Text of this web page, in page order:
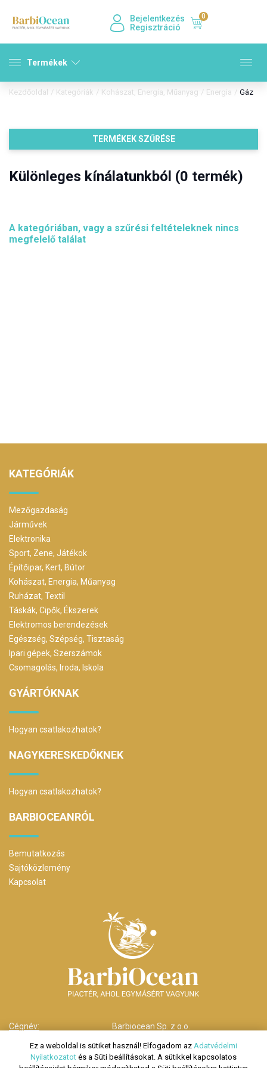
Bejelentkezés
Regisztráció
0
Termékek
Kezdőoldal / Kategóriák / Kohászat, Energia, Műanyag / Energia / Gáz
TERMÉKEK SZŰRÉSE
Különleges kínálatunkból (0 termék)
A kategóriában, vagy a szűrési feltételeknek nincs
megfelelő találat
KATEGÓRIÁK
Mezőgazdaság
Járművek
Elektronika
Sport, Zene, Játékok
Építőipar, Kert, Bútor
Kohászat, Energia, Műanyag
Ruházat, Textil
Táskák, Cipők, Ékszerek
Elektromos berendezések
Egészség, Szépség, Tisztaság
Ipari gépek, Szerszámok
Csomagolás, Iroda, Iskola
GYÁRTÓKNAK
Hogyan csatlakozhatok?
NAGYKERESKEDŐKNEK
Hogyan csatlakozhatok?
BARBIOCEANRÓL
Bemutatkozás
Sajtóközlemény
Kapcsolat
Cégnév:
Barbiocean Sp. z o.o.
ul. Długa nr 29
Telefonszám:
HU: +36 70 278 9279
Ez a weboldal is sütiket használ! Elfogadom az Adatvédelmi
Nyilatkozatot és a Süti beállításokat. A sütikkel kapcsolatos